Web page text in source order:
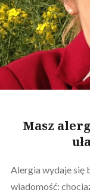
Masz
Alergia wydaje się
wiadomość: